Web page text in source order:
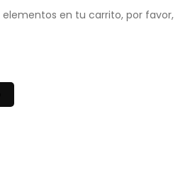
en tu carrito, por favor,